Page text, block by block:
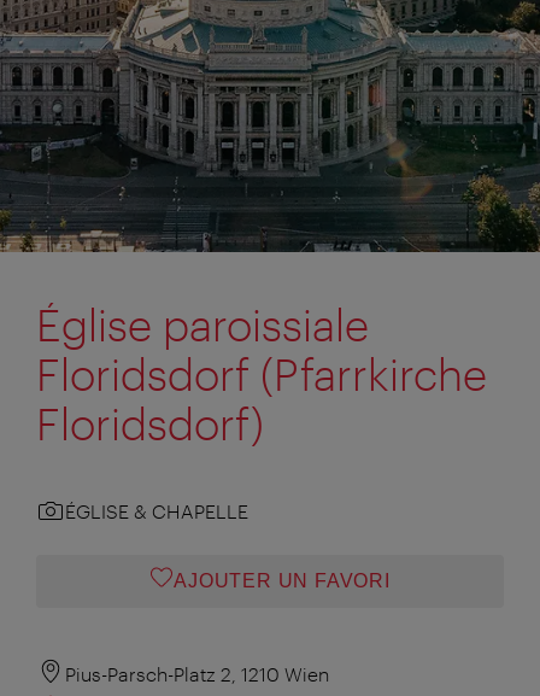
Église paroissiale
Floridsdorf (Pfarrkirche
Floridsdorf)
ÉGLISE & CHAPELLE
AJOUTER UN FAVORI
Pius-Parsch-Platz 2, 1210 Wien